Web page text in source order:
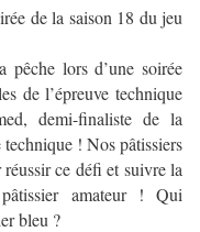
de la saison 18 du jeu
pêche lors d’une soirée
de l’épreuve technique
demi-finaliste de la
technique ! Nos pâtissiers
ce défi et suivre la
amateur ! Qui
bleu ?